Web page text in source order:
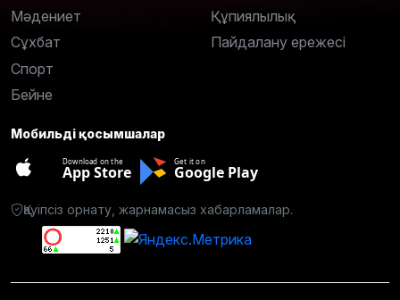
Мәдениет
Сұхбат
Спорт
Бейне
Құпиялылық
Пайдалану ережесі
Мобильді қосымшалар
Download on the
App Store
Get it on
Google Play
Қауіпсіз орнату, жарнамасыз хабарламалар.